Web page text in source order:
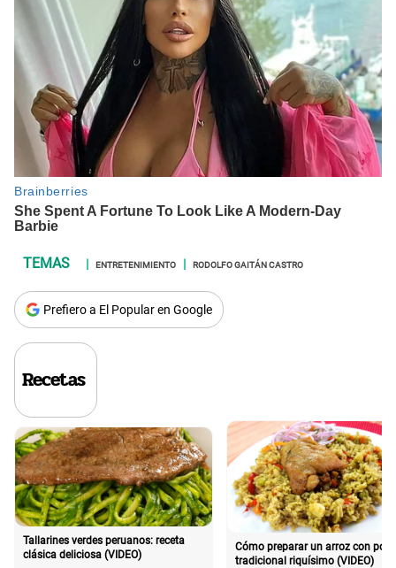
ENTRETENIMIENTO RODOLFO GAITÁN CASTRO
Prefiero a El Popular en Google
Recetas
Tallarines verdes peruanos: receta
clásica deliciosa (VIDEO)
Cómo preparar un arroz con pollo
tradicional riquísimo (VIDEO)